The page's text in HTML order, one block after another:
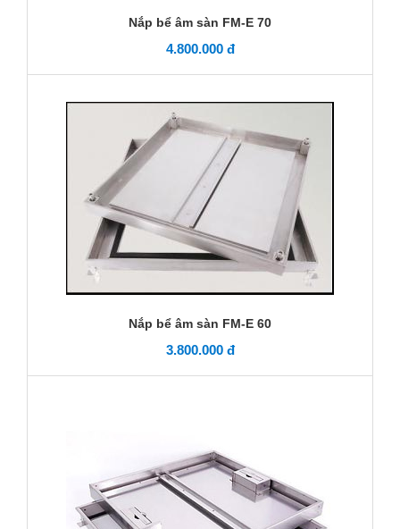
Nắp bể âm sàn FM-E 70
4.800.000 đ
Nắp bể âm sàn FM-E 60
3.800.000 đ